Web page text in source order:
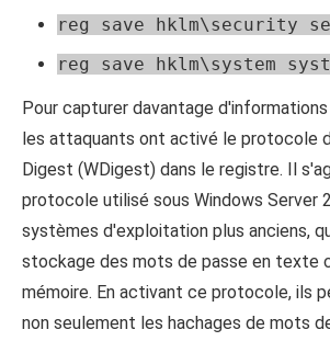
reg save hklm\security
reg save hklm\system
Pour capturer davantage
les attaquants ont activé le protocole
Digest (WDigest) dans le registre. Il
protocole utilisé sous Windows Server
systèmes d'exploitation plus anciens,
stockage des mots de passe en texte
mémoire. En activant ce protocole, ils
non seulement les hachages de mots